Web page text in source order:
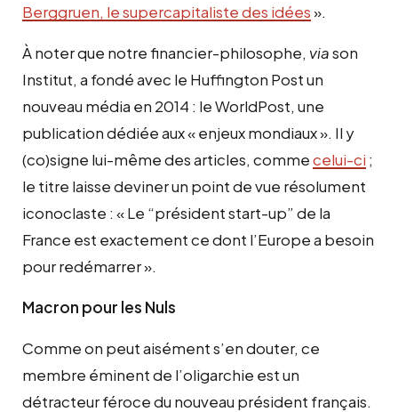
Berggruen, le supercapitaliste des idées».
À noter que notre financier-philosophe, viason
Institut, a fondé avec le Huffington Post un
nouveau média en 2014 : le WorldPost, une
publication dédiée aux « enjeux mondiaux ». Il y
(co)signe lui-même des articles, commecelui-ci ;
le titre laisse deviner un point de vue résolument
iconoclaste : « Le “président start-up” de la
France est exactement ce dont l’Europe a besoin
pour redémarrer ».
Macron pour les Nuls
Comme on peut aisément s’en douter, ce
membre éminent de l’oligarchie est un
détracteur féroce du nouveau président français.